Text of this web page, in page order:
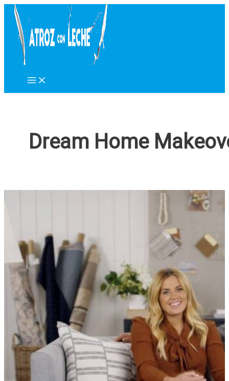
contenido
Dream Home